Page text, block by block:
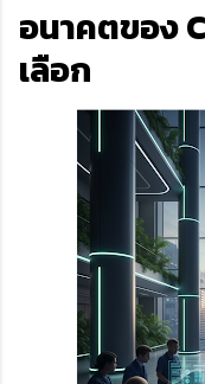
อนาคตของ
เลือก